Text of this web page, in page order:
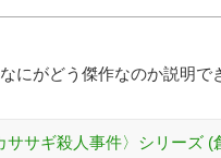
がどう傑作なのか説明で
サギ殺人事件〉シリーズ (